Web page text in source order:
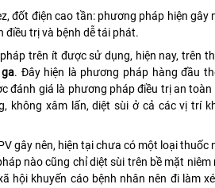
đốt điện cao tần: phương pháp hiện
trị và bệnh dễ tái phát.
trên ít được sử dụng, hiện nay, trên
. Đây hiện là phương pháp hàng đầu
đánh giá là phương pháp điều trị an
không xâm lấn, diệt sùi ở cả các vị trí
gây nên, hiện tại chưa có một loại
nào cũng chỉ diệt sùi trên bề mặt
hội khuyến cáo bệnh nhân nên đi làm